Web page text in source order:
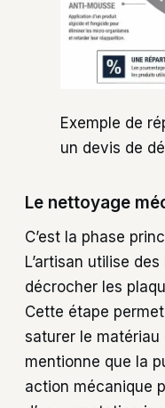
Exemple de
un devis de
Le nettoyage
C’est la phase
L’artisan utilise
décrocher les
Cette étape
saturer le matériau
mentionne que la
action mécanique